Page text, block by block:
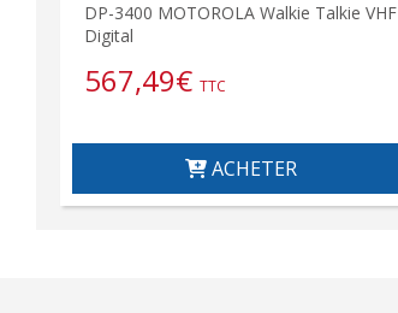
DP-3400 MOTOROLA Walkie Talkie VHF
Digital
567,49€ TTC
ACHETER